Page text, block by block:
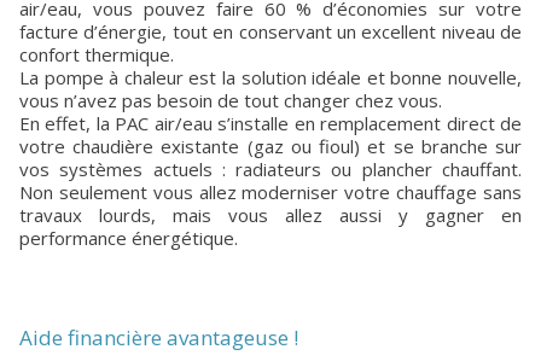
air/eau, vous pouvez faire 60 % d’économies sur votre
facture d’énergie, tout en conservant un excellent niveau de
confort thermique.
La pompe à chaleur est la solution idéale et bonne nouvelle,
vous n’avez pas besoin de tout changer chez vous.
En effet, la PAC air/eau s’installe en remplacement direct de
votre chaudière existante (gaz ou fioul) et se branche sur
vos systèmes actuels : radiateurs ou plancher chauffant.
Non seulement vous allez moderniser votre chauffage sans
travaux lourds, mais vous allez aussi y gagner en
performance énergétique.
Aide financière avantageuse !